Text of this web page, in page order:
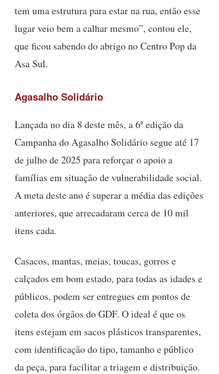
tem uma estrutura para estar na rua, então esse
lugar veio bem a calhar mesmo”, contou ele,
que ficou sabendo do abrigo no Centro Pop da
Asa Sul.
Agasalho Solidário
Lançada no dia 8 deste mês, a 6ª edição da
Campanha do Agasalho Solidário segue até 17
de julho de 2025 para reforçar o apoio a
famílias em situação de vulnerabilidade social.
A meta deste ano é superar a média das edições
anteriores, que arrecadaram cerca de 10 mil
itens cada.
Casacos, mantas, meias, toucas, gorros e
calçados em bom estado, para todas as idades e
públicos, podem ser entregues em pontos de
coleta dos órgãos do GDF. O ideal é que os
itens estejam em sacos plásticos transparentes,
com identificação do tipo, tamanho e público
da peça, para facilitar a triagem e distribuição.